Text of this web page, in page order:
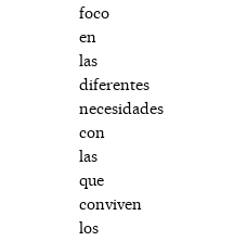
foco
en
las
diferentes
necesidades
con
las
que
conviven
los